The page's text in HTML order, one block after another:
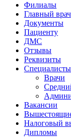
Филиалы
Главный врач
Документы
Пациенту
ДМС
Отзывы
Реквизиты
Специалисты
Врачи
Вакансии
Налоговый
Дипломы